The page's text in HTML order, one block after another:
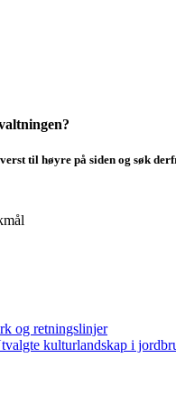
til høyre på siden og søk
og retningslinjer
kulturlandskap i